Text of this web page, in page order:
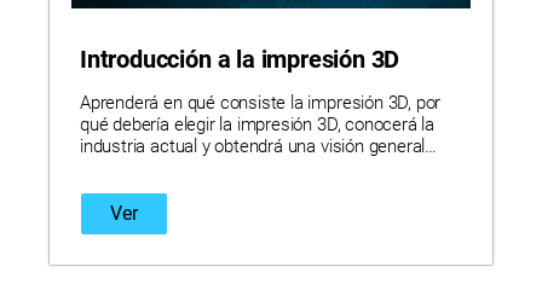
Introducción a la impresión 3D
Aprenderá en qué consiste la impresión 3D, por
qué debería elegir la impresión 3D, conocerá la
industria actual y obtendrá una visión general
módulo de introducción.
Ver